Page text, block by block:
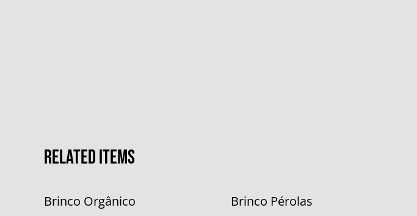
Related items
Brinco Orgânico Brinco Pérolas